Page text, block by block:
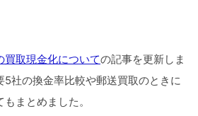
取現金化についての記事を更新しま
5社の換金率比較や郵送買取のときに
まとめました。